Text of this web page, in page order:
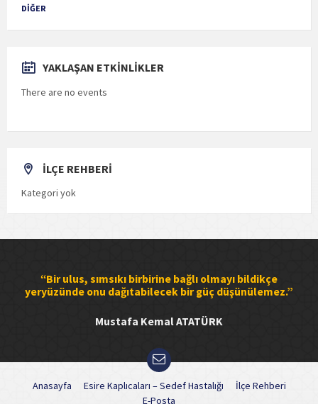
DIĞER
YAKLAŞAN ETKİNLİKLER
There are no events
İLÇE REHBERİ
Kategori yok
“Bir ulus, sımsıkı birbirine bağlı olmayı bildikçe
yeryüzünde onu dağıtabilecek bir güç düşünülemez.”
Mustafa Kemal ATATÜRK
Anasayfa Esire Kaplıcaları – Sedef Hastalığı
İlçe Rehberi
E-Posta